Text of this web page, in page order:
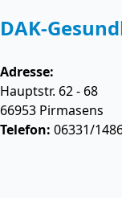
DAK-
Adresse:
Hauptstr. 62 - 68
66953 Pirmasens
Telefon: 06331/